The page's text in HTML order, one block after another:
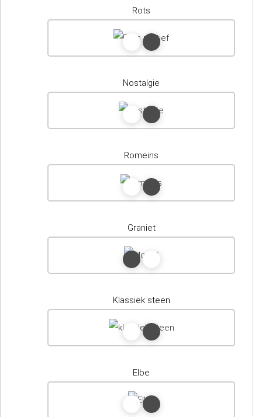
Rots
Nostalgie
Romeins
Graniet
Klassiek steen
Elbe